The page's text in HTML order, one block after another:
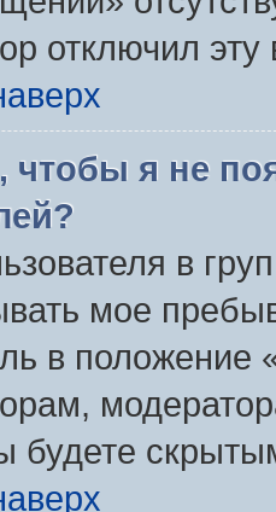
отключил эту
чтобы я не
в
мое
в положение
будете